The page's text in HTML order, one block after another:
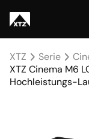
XTZ Serie
XTZ Cinema M6
Hochleistungs-